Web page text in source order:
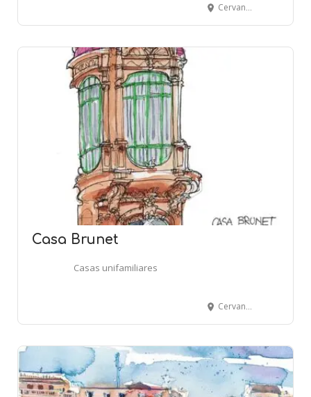
Cervantes, 2 - Teodor Gonzàlez, 39 - TORTOSA
Casa Brunet
Casas unifamiliares
Cervantes, 7 - Teodor Gonzàlez, 32-34 - TORTOSA